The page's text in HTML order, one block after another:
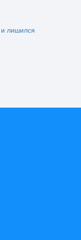
и лишился